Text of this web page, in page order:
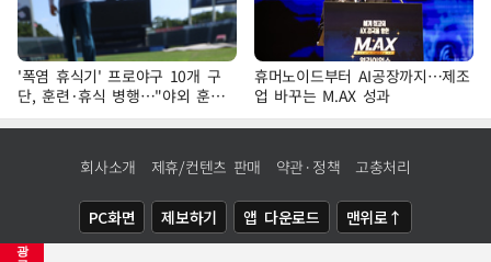
광
'폭염 휴식기' 프로야구 10개 구
단, 훈련·휴식 병행…"야외 훈련
해도 안전 최우선"
휴머노이드부터 AI공장까지…제조
업 바꾸는 M.AX 성과
회사소개 제휴/컨텐츠 판매 약관·정책 고충처리
PC화면 제보하기 앱 다운로드 맨위로↑